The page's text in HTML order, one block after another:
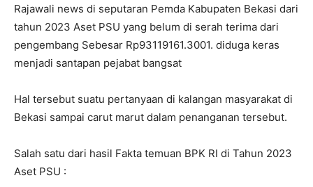
Rajawali news di seputaran Pemda Kabupaten Bekasi dari
tahun 2023 Aset PSU yang belum di serah terima dari
pengembang Sebesar Rp93119161.3001. diduga keras
menjadi santapan pejabat bangsat
Hal tersebut suatu pertanyaan di kalangan masyarakat di
Bekasi sampai carut marut dalam penanganan tersebut.
Salah satu dari hasil Fakta temuan BPK RI di Tahun 2023
Aset PSU :